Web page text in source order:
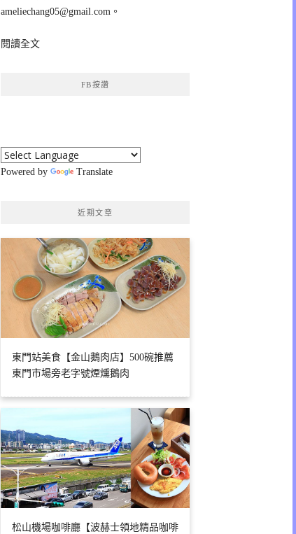
ameliechang05@gmail.com。
閱讀全文
FB按讚
Powered by Translate
近期文章
東門站美食【金山鵝肉店】500碗推薦
東門市場旁老字號煙燻鵝肉
松山機場咖啡廳【波赫士領地精品咖啡